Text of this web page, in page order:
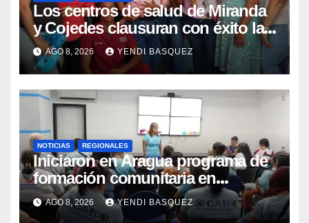
Los centros de salud de Miranda
y Cojedes clausuran con éxito la
Semana Mundial de la Lactancia
Materna
AGO 8, 2026 YENDI BASQUEZ
NOTICIAS REGIONALES
Iniciaron en Aragua programa de
formación comunitaria en
atención a personas con
discapacidad
AGO 8, 2026 YENDI BASQUEZ